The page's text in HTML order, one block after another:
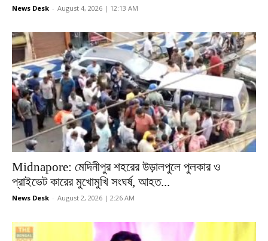
News Desk - August 4, 2026 | 12:13 AM
Midnapore: মেদিনীপুর শহরের উড়ালপুলে পুলকার ও
প্রাইভেট কারের মুখোমুখি সংঘর্ষ, আহত...
News Desk - August 2, 2026 | 2:26 AM